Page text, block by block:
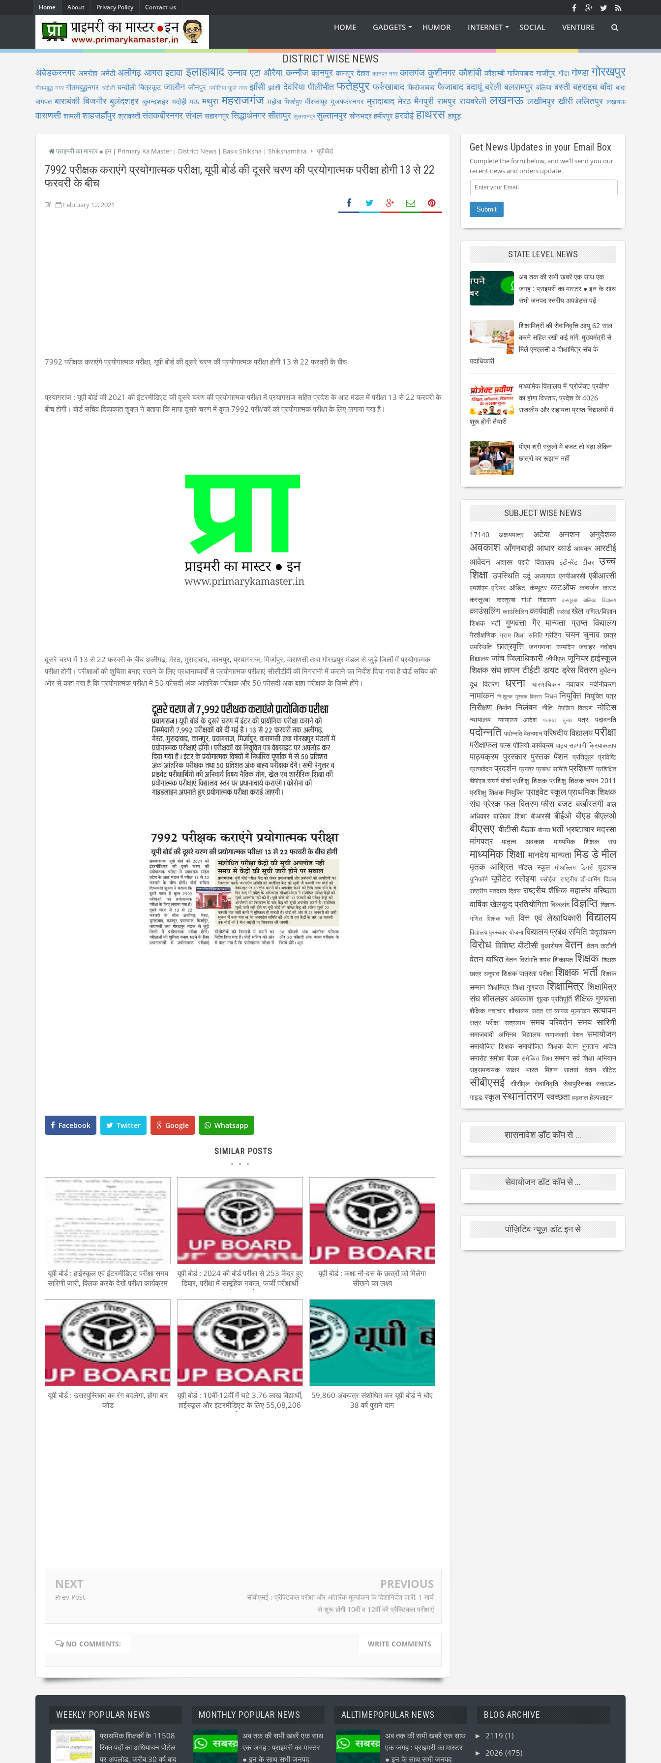
Home About Privacy Policy Contact us
HOME GADGETS HUMOR INTERNET SOCIAL VENTURE
DISTRICT WISE NEWS
अंबेडकरनगर अमरोहा अमेठी अलीगढ़ आगरा इटावा इलाहाबाद उन्नाव एटा औरैया कन्नौज कानपुर कानपुर देहात कानपुर नगर कासगंज कुशीनगर कौशांबी कौशाम्बी गाजियाबाद गाजीपुर गोंडा गोण्डा गोरखपुर
गौतमबुद्ध नगर गौतमबुद्धनगर चंदौली चन्दौली चित्रकूट जालौन जौनपुर ज्योतिबा फुले नगर झाँसी झांसी देवरिया पीलीभीत फतेहपुर फर्रुखाबाद फिरोजाबाद फैजाबाद बदायूं बरेली बलरामपुर बलिया बस्ती बहराइच बाँदा बांदा
बागपत बाराबंकी बिजनौर बुलंदशहर बुलन्दशहर भदोही मऊ मथुरा महराजगंज महोबा मिर्जापुर मीरजापुर मुजफ्फरनगर मुरादाबाद मेरठ मैनपुरी रामपुर रायबरेली लखनऊ लखीमपुर खीरी ललितपुर लख़नऊ
वाराणसी शामली शाहजहाँपुर श्रावस्ती संतकबीरनगर संभल सहारनपुर सिद्धार्थनगर सीतापुर सुलतानपुरसुल्तानपुर सोनभद्र हमीरपुर हरदोई हाथरस हापुड़
प्राइमरी का मास्टर ● इन | Primary Ka Master | District News | Basic Shiksha | Shikshamitra यूपीबोर्ड
7992 परीक्षक कराएंगे प्रयोगात्मक परीक्षा, यूपी बोर्ड की दूसरे चरण की प्रयोगात्मक परीक्षा होगी 13 से 22
फरवरी के बीच
February 12, 2021
7992 परीक्षक कराएंगे प्रयोगात्मक परीक्षा, यूपी बोर्ड की दूसरे चरण की प्रयोगात्मक परीक्षा होगी 13 से 22 फरवरी के बीच
प्रयागराज : यूपी बोर्ड की 2021 की इंटरमीडिएट की दूसरे चरण की प्रयोगात्मक परीक्षा में प्रयागराज सहित प्रदेश के आठ मंडल में परीक्षा 13 से 22 फरवरी के
बीच होगी। बोर्ड सचिव दिव्यकांत शुक्ल ने बताया कि माया दूसरे चरण में कुल 7992 परीक्षकों को प्रयोगात्मक परीक्षा के लिए लगाया गया है।
दूसरे चरण में 13 से 22 फरवरी के बीच अलीगढ़, मेरठ, मुरादाबाद, कानपुर, प्रयागराज, मिर्जापुर, वाराणसी तथा गोरखपुर मंडल से जुड़े जिलों में प्रयोगात्मक
परीक्षा होगी। परीक्षाओं की शुचिता बनाए रखने के लिए प्रधानाचार्यों से प्रयोगात्मक परीक्षाएं सीसीटीवी की निगरानी में कराने का निर्देश दिया गया है बोर्ड सचिव की
ओर से कहा गया है कि प्रयोगात्मक परीक्षा में 50 फीसदी अंक आंतरिक परीक्षक और 50 फीसदी अंक बाह्य परीक्षक के जिम्मे होंगे।
Facebook Twitter Google Whatsapp
SIMILAR POSTS
यूपी बोर्ड : हाईस्कूल एवं इंटरमीडिएट परीक्षा समय
सारिणी जारी, क्लिक करके देखें परीक्षा कार्यक्रम
यूपी बोर्ड : 2024 की बोर्ड परीक्षा से 253 केंद्र हुए
डिबार, परीक्षा में सामूहिक नकल, फर्जी परीक्षार्थी
बैठाने का आरोप
यूपी बोर्ड : कक्षा नौ-दस के छात्रों को मिलेगा
सीखने का लक्ष्य
यूपी बोर्ड : उत्तरपुस्तिका का रंग बदलेगा, होगा बार
कोड
यूपी बोर्ड : 10वीं-12वीं में घटे 3.76 लाख विद्यार्थी,
हाईस्कूल और इंटरमीडिएट के लिए 55,08,206
पंजीकरण
59,860 अंकपत्र संशोधित कर यूपी बोर्ड ने धोए
38 वर्ष पुराने दाग
NEXT
Prev Post
PREVIOUS
सीबीएसई : प्रैक्टिकल परीक्षा और आंतरिक मूल्यांकन के दिशानिर्देश जारी, 1 मार्च
से शुरू होंगी 10वीं व 12वीं की प्रैक्टिकल परीक्षाएं
NO COMMENTS: WRITE COMMENTS
Get News Updates in your Email Box
Complete the form below, and we'll send you our
recent news and orders update.
STATE LEVEL NEWS
अब तक की सभी खबरें एक साथ एक
जगह : प्राइमरी का मास्टर ● इन के साथ
सभी जनपद स्तरीय अपडेट्स पढ़ें
शिक्षामित्रों की सेवानिवृत्ति आयु 62 साल
करने सहित रखी कई मांगें, मुख्यमंत्री से
मिले एमएलसी व शिक्षामित्र संघ के
पदाधिकारी
माध्यमिक विद्यालय में 'प्रोजेक्ट प्रवीण'
का होगा विस्तार, प्रदेश के 4026
राजकीय और सहायता प्राप्त विद्यालयों में
शुरू होगी तैयारी
पीएम श्री स्कूलों में बजट तो बढ़ा लेकिन
छात्रों का रूझान नहीं
SUBJECT WISE NEWS
17140 अक्षयपात्र अटेवा अनशन अनुदेशक
अवकाश आँगनबाड़ी आधार कार्ड आयकर आरटीई
आवेदन आश्रम पद्दति विद्यालय इंटीनरेंट टीचर उच्च
शिक्षा उपस्थिति उर्दू अध्यापक एनपीआरसी एबीआरसी
एमडीएम एरियर ऑडिट कंप्यूटर कटऑफ कन्वर्जन कास्ट
कस्तूरबा
कस्तूरबा गांधी विद्यालय कस्तूरबा बालिका विद्यालय
काउंसलिंग काउंसिलिंग कार्यवाही कार्रवाई खेल गणित/विज्ञान
शिक्षक भर्ती
गुणवत्ता गैर मान्यता प्राप्त विद्यालय
गैरशैक्षणिक ग्राम शिक्षा समिति ग्रेडिंग चयन चुनाव छात्र
उपस्थिति छात्रवृत्ति जनगणना जन्मदिन जवाहर नवोदय
विद्यालय जांच जिलाधिकारी जीपीएफ जूनियर हाईस्कूल
शिक्षक संघ ज्ञापन टीईटी डायट ड्रेस वितरण दुर्घटना
दूध वितरण
धरना धारणाधिकार नवाचार नवीनीकरण
नामांकन निःशुल्क पुस्तक वितरण निधन नियुक्ति नियुक्ति पत्र
निरीक्षण निर्माण निलंबन नीति नैपकिन वितरण नोटिस
न्यायालय न्यायालय आदेश पंचायत चुनाव पत्र पदावनति
पदोन्नति पदोन्नति वेतनमानपरिषदीय विद्यालयपरीक्षा
परीक्षाफल पल्स पोलियो कार्यक्रम पाठ्य सहगामी क्रियाकलाप
पाठ्यक्रम पुरस्कार पुस्तक पेंशन प्रतिकूल प्रविष्टि
प्रत्यावेदन प्रदर्शन प्रपत्र प्रबन्ध समिति प्रशिक्षण प्रशिक्षित
बीपीएड संघर्ष मोर्चा प्रशिक्षु शिक्षक प्रशिक्षु शिक्षक चयन 2011
प्रशिक्षु शिक्षक नियुक्ति प्राइवेट स्कूलप्राथमिक शिक्षक
संघ प्रेरक फल वितरण फीस बजट बर्खास्तगी बाल
अधिकार बालिका शिक्षा बीआरसी बीईओ बीएड बीएलओ
बीएसए बीटीसी बैठक बोनस भर्ती भ्रष्टाचार मदरसा
मांगपत्र
मातृत्व अवकाश माध्यमिक शिक्षक संघ
माध्यमिक शिक्षा मानदेय मान्यता मिड डे मील
मृतक आश्रित मॉडल स्कूल मोअल्लिम डिग्री यूडायस
यूनिफॉर्म यूपीटेट रसोइया रसोईया राष्ट्रीय डी-वार्मिंग दिवस
राष्ट्रीय मतदाता दिवस राष्ट्रीय शैक्षिक महासंघ वरिष्ठता
वार्षिक खेलकूद प्रतियोगिता विकलांग विज्ञप्ति विज्ञान-
गणित शिक्षक भर्ती वित्त एवं लेखाधिकारी विद्यालय
विद्यालय पुरस्कार योजनाविद्यालय प्रबंध समिति विद्युतीकरण
विरोध विशिष्ट बीटीसी वृक्षारोपण वेतन वेतन कटौती
वेतन बाधित वेतन विसंगति शपथ शिकायत शिक्षक शिक्षक
छात्र अनुपात शिक्षक पात्रता परीक्षा शिक्षक भर्ती शिक्षक
सम्मान शिक्षमित्र शिक्षा गुणवत्ता शिक्षामित्र शिक्षामित्र
संघ शीतलहर अवकाश शुल्क प्रतिपूर्ति शैक्षिक गुणवत्ता
शैक्षिक नवाचार शौचालय सतत एवं व्यापक मूल्यांकन सत्यापन
सत्र परीक्षा सत्रलाभ समय परिवर्तन समय सारिणी
समाजवादी अभिनव विद्यालय समाजवादी पेंशन समायोजन
समायोजित शिक्षक समायोजित शिक्षक वेतन भुगतान आदेश
समारोह समीक्षा बैठक समेकित शिक्षा सम्मान सर्व शिक्षा अभियान
सहसमन्वयक
साक्षर भारत मिशन सातवां वेतन सीटेट
सीबीएसई सीसीएल सेवानिवृति सेवापुस्तिका स्काउट-
गाइड स्कूलस्थानांतरण स्वच्छता हड़तालहेल्पलाइन
शासनादेश डॉट कॉम से ...
सेवायोजन डॉट कॉम से ...
पॉज़िटिव न्यूज़ डॉट इन से
WEEKLY POPULAR NEWS
प्राथमिक शिक्षकों के 11508
रिक्त पदों का अधियाचन पोर्टल
पर अपलोड, करीब 30 वर्ष बाद
MONTHLY POPULAR NEWS
अब तक की सभी खबरें एक साथ
एक जगह : प्राइमरी का मास्टर
● इन के साथ सभी जनपद
ALLTIMEPOPULAR NEWS
अब तक की सभी खबरें एक साथ
एक जगह : प्राइमरी का मास्टर
● इन के साथ सभी जनपद
BLOG ARCHIVE
► 2119(1)
► 2026(475)